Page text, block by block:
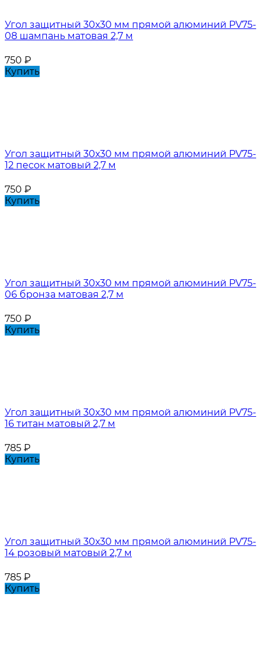
Угол защитный 30х30 мм прямой алюминий PV75-
08 шампань матовая 2,7 м
750 ₽
Купить
Угол защитный 30х30 мм прямой алюминий PV75-
12 песок матовый 2,7 м
750 ₽
Купить
Угол защитный 30х30 мм прямой алюминий PV75-
06 бронза матовая 2,7 м
750 ₽
Купить
Угол защитный 30х30 мм прямой алюминий PV75-
16 титан матовый 2,7 м
785 ₽
Купить
Угол защитный 30х30 мм прямой алюминий PV75-
14 розовый матовый 2,7 м
785 ₽
Купить